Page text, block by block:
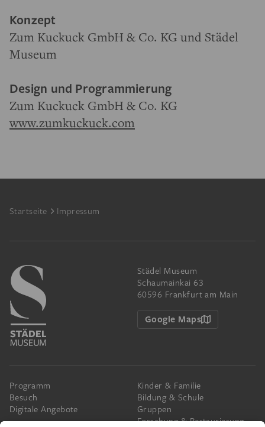
Konzept
Zum Kuckuck GmbH & Co. KG und Städel
Museum
Design und Programmierung
Zum Kuckuck GmbH & Co. KG
www.zumkuckuck.com
Footer
Startseite Impressum
Städel Museum
Schaumainkai 63
60596 Frankfurt am Main
Google Maps
Programm
Besuch
Digitale Angebote
Kinder & Familie
Bildung & Schule
Gruppen
Forschung & Restaurierung